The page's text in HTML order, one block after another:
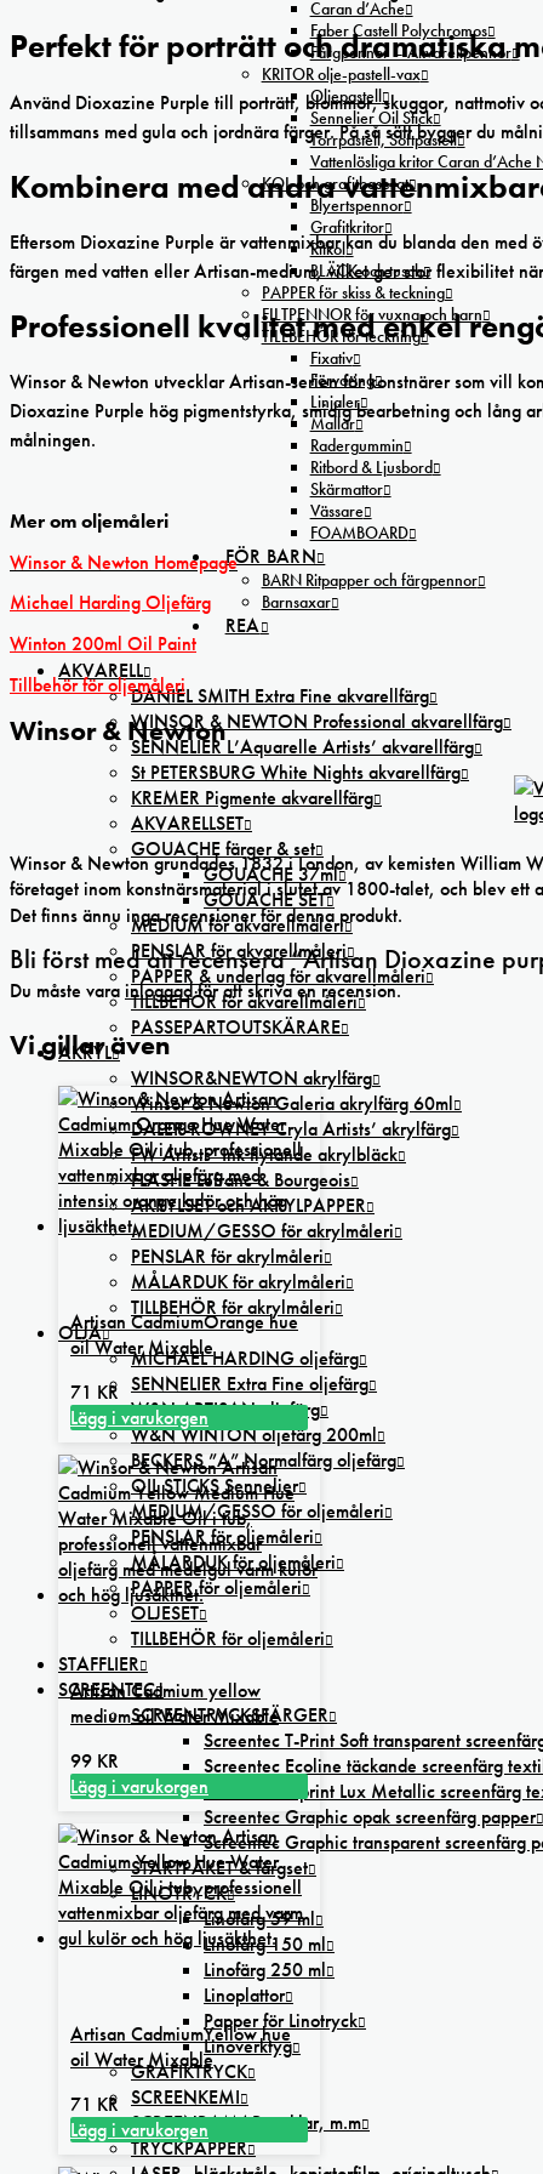
Caran d’Ache
Faber Castell Polychromos
Färgpennor – Akvarellpennor
KRITOR olje-pastell-vax
Oljepastell
Sennelier Oil Stick
Torrpastell, Softpastell
Vattenlösliga kritor Caran d’Ache
KOL och grafitbaserat
Blyertspennor
Grafitkritor
Ritkol
BLÄCK och tusch
PAPPER för skiss & teckning
FILTPENNOR för vuxna och barn
TILLBEHÖR för teckning
Fixativ
Förvaring
Linjaler
Mallar
Radergummin
Ritbord & Ljusbord
Skärmattor
Vässare
FOAMBOARD
FÖR BARN
BARN Ritpapper och färgpennor
Barnsaxar
REA
AKVARELL
DANIEL SMITH Extra Fine akvarellfärg
WINSOR & NEWTON Professional akvarellfärg
SENNELIER L’Aquarelle Artists’ akvarellfärg
St PETERSBURG White Nights akvarellfärg
KREMER Pigmente akvarellfärg
AKVARELLSET
GOUACHE färger & set
GOUACHE 37ml
GOUACHE SET
MEDIUM för akvarellmåleri
PENSLAR för akvarellmåleri
PAPPER & underlag för akvarellmåleri
TILLBEHÖR för akvarellmåleri
PASSEPARTOUTSKÄRARE
AKRYL
WINSOR&NEWTON akrylfärg
Winsor & Newton Galeria akrylfärg 60ml
DALER-ROWNEY Cryla Artists’ akrylfärg
FW Artists’ Ink flytande akrylbläck
FLASHE Lefranc & Bourgeois
AKRYLSET och AKRYLPAPPER
MEDIUM/GESSO för akrylmåleri
PENSLAR för akrylmåleri
MÅLARDUK för akrylmåleri
TILLBEHÖR för akrylmåleri
OLJA
MICHAEL HARDING oljefärg
SENNELIER Extra Fine oljefärg
W&N ARTISAN oljefärg
W&N WINTON oljefärg 200ml
BECKERS ”A” Normalfärg oljefärg
OIL STICKS Sennelier
MEDIUM/GESSO för oljemåleri
PENSLAR för oljemåleri
MÅLARDUK för oljemåleri
PAPPER för oljemåleri
OLJESET
TILLBEHÖR för oljemåleri
STAFFLIER
SCREENTEC
SCREENTRYCKSFÄRGER
Screentec T-Print Soft transparent
Screentec Ecoline täckande screenfärg
Screentec T-print Lux Metallic screenfärg
Screentec Graphic opak screenfärg papper
Screentec Graphic transparent screenfärg
STARTPAKET & färgset
LINOTRYCK
Linofärg 59 ml
Linofärg 150 ml
Linofärg 250 ml
Linoplattor
Papper för Linotryck
Linoverktyg
GRAFIKTRYCK
SCREENKEMI
SCREENRAMAR, raklar, m.m
TRYCKPAPPER
Perfekt för porträtt och dramatiska
Använd Dioxazine Purple till porträtt, blommor, skuggor, nattmotiv
tillsammans med gula och jordnära färger. På så sätt bygger du
Kombinera med andra
Eftersom Dioxazine Purple är vattenmixbar kan du blanda den
färgen med vatten eller Artisan-medium, vilket ger stor flexibilitet
Professionell kvalitet med enkel
Winsor & Newton utvecklar Artisan-serien för konstnärer som vill
Dioxazine Purple hög pigmentstyrka, smidig bearbetning och lång
målningen.
Mer om oljemåleri
Winsor & Newton Homepage
Michael Harding Oljefärg
Winton 200ml Oil Paint
Tillbehör för oljemåleri
Winsor & Newton
Winsor & Newton grundades 1832 i London, av kemisten William
företaget inom konstnärsmaterial i slutet av 1800-talet, och blev ett
Det finns ännu inga recensioner för denna produkt.
Bli först med att recensera ”Artisan Dioxazine
Du måste varainloggadför att skriva en recension.
Vi gillar även
Artisan CadmiumOrange hue
oil Water Mixable
71 KR
Lägg i varukorgen
Artisan Cadmium yellow
medium oil Water Mixable
99 KR
Lägg i varukorgen
Artisan CadmiumYellow hue
oil Water Mixable
71 KR
Lägg i varukorgen